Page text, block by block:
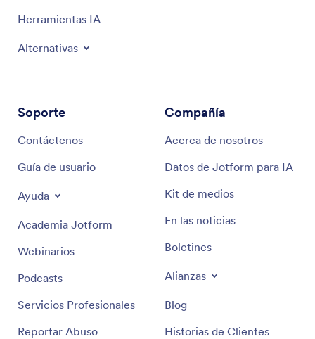
Herramientas IA
Alternativas
Soporte
Contáctenos
Guía de usuario
Ayuda
Academia Jotform
Webinarios
Podcasts
Servicios Profesionales
Reportar Abuso
Compañía
Acerca de nosotros
Datos de Jotform para IA
Kit de medios
En las noticias
Boletines
Alianzas
Blog
Historias de Clientes